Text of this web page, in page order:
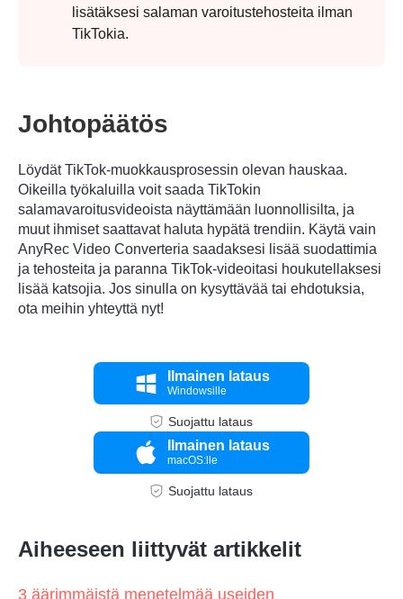
lisätäksesi salaman varoitustehosteita ilman
TikTokia.
Johtopäätös
Löydät TikTok-muokkausprosessin olevan hauskaa.
Oikeilla työkaluilla voit saada TikTokin
salamavaroitusvideoista näyttämään luonnollisilta, ja
muut ihmiset saattavat haluta hypätä trendiin. Käytä vain
AnyRec Video Converteria saadaksesi lisää suodattimia
ja tehosteita ja paranna TikTok-videoitasi houkutellaksesi
lisää katsojia. Jos sinulla on kysyttävää tai ehdotuksia,
ota meihin yhteyttä nyt!
Ilmainen lataus
Windowsille
Suojattu lataus
Ilmainen lataus
macOS:lle
Suojattu lataus
Aiheeseen liittyvät artikkelit
3 äärimmäistä menetelmää useiden